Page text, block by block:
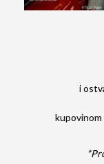
i
kupovinom